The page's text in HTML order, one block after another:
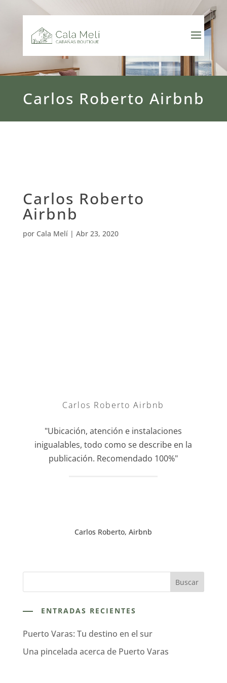
Carlos Roberto Airbnb
Carlos Roberto
Airbnb
por Cala Melí| Abr 23, 2020
Carlos Roberto Airbnb
"Ubicación, atención e instalaciones
inigualables, todo como se describe en la
publicación. Recomendado 100%"
Carlos Roberto, Airbnb
ENTRADAS RECIENTES
Puerto Varas: Tu destino en el sur
Una pincelada acerca de Puerto Varas